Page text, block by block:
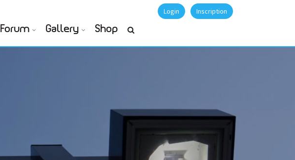
Login Inscription
Forum Gallery Shop